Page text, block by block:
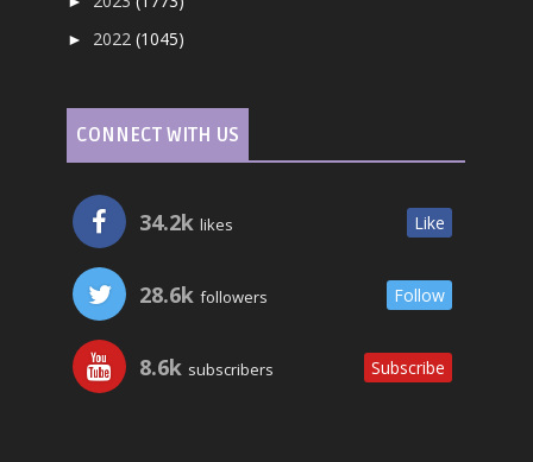
► 2022(1045)
CONNECT WITH US
34.2k likes Like
28.6k followers Follow
8.6k subscribers Subscribe